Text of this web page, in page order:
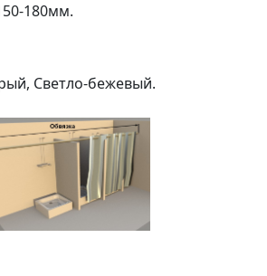
180мм.
Светло-бежевый.